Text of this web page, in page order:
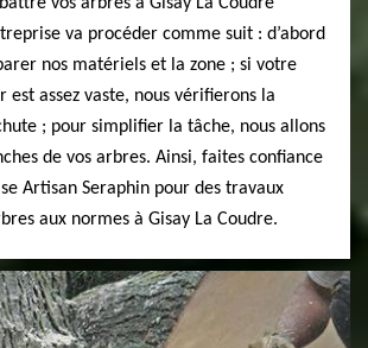
va procéder comme suit : d’abord
nos matériels et la zone ; si votre
est assez vaste, nous vérifierons la
; pour simplifier la tâche, nous allons
de vos arbres. Ainsi, faites confiance
Artisan Seraphin pour des travaux
aux normes à Gisay La Coudre.